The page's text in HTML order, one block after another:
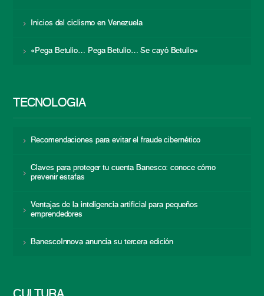
Inicios del ciclismo en Venezuela
«Pega Betulio… Pega Betulio… Se cayó Betulio»
TECNOLOGÍA
Recomendaciones para evitar el fraude cibernético
Claves para proteger tu cuenta Banesco: conoce cómo
prevenir estafas
Ventajas de la inteligencia artificial para pequeños
emprendedores
BanescoInnova anuncia su tercera edición